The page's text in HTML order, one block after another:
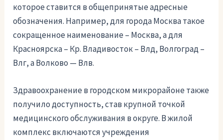
которое ставится в общепринятые адресные
обозначения. Например, для города Москва такое
сокращенное наименование – Москва, а для
Красноярска – Кр. Владивосток – Влд, Волгоград –
Влг, а Волково — Влв.
Здравоохранение в городском микрорайоне также
получило доступность, став крупной точкой
медицинского обслуживания в округе. В жилой
комплекс включаются учреждения